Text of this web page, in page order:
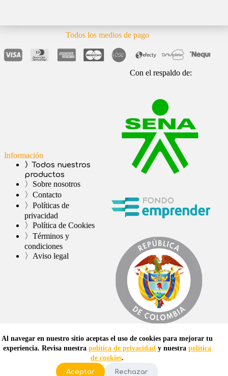
Al navegar en nuestro sitio aceptas el uso de cookies para mejorar tu
experiencia. Revisa nuestrapolítica de privacidad y nuestrapolítica
de cookies.
Aceptar Rechazar
Todos los medios de pago
Información
〉Todos nuestros
productos
〉Sobre nosotros
〉Contacto
〉Políticas de
privacidad
〉Política de Cookies
〉Términos y
condiciones
〉Aviso legal
Con el respaldo de: